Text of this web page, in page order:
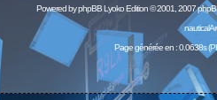
Powered byphpBBLyoko Edition © 2001, 2007
Page générée en : 0.0638s